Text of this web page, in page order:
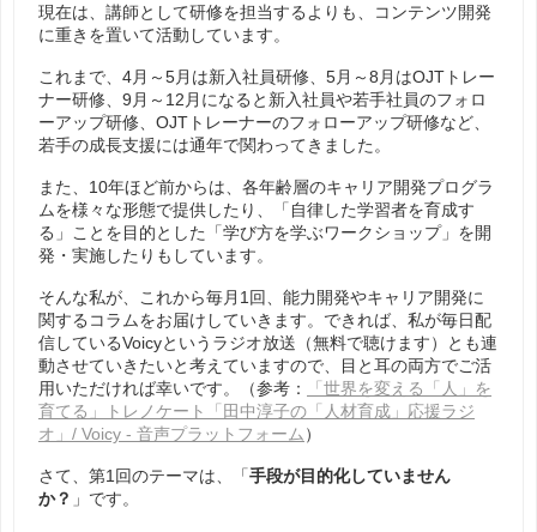
現在は、講師として研修を担当するよりも、コンテンツ開発
に重きを置いて活動しています。
これまで、4月～5月は新入社員研修、5月～8月はOJTトレー
ナー研修、9月～12月になると新入社員や若手社員のフォロ
ーアップ研修、OJTトレーナーのフォローアップ研修など、
若手の成長支援には通年で関わってきました。
また、10年ほど前からは、各年齢層のキャリア開発プログラ
ムを様々な形態で提供したり、「自律した学習者を育成す
る」ことを目的とした「学び方を学ぶワークショップ」を開
発・実施したりもしています。
そんな私が、これから毎月1回、能力開発やキャリア開発に
関するコラムをお届けしていきます。できれば、私が毎日配
信しているVoicyというラジオ放送（無料で聴けます）とも連
動させていきたいと考えていますので、目と耳の両方でご活
用いただければ幸いです。（参考：
「世界を変える「人」を
育てる」トレノケート「田中淳子の「人材育成」応援ラジ
オ」/ Voicy - 音声プラットフォーム）
さて、第1回のテーマは、「手段が目的化していません
か？ 」です。